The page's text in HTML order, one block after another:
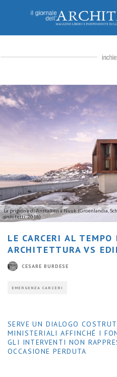
La prigione di Anstalten a Nuuk (Groenlandia,
architetti, 2018)
LE CARCERI AL TEMPO
ARCHITETTURA VS
CESARE BURDESE
EMERGENZA CARCERI
SERVE UN DIALOGO
MINISTERIALI AFFINCHÉ I
GLI INTERVENTI NON
OCCASIONE PERDUTA